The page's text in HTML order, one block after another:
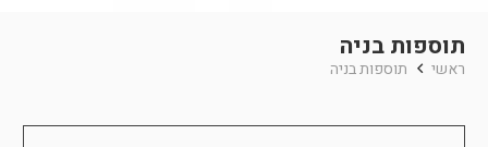
תוספות בניה
ראשי תוספות בניה